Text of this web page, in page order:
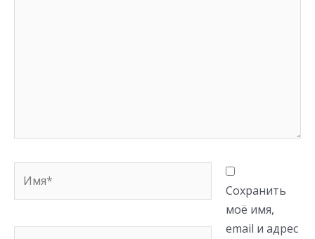
Сохранить
моё имя,
email и адрес